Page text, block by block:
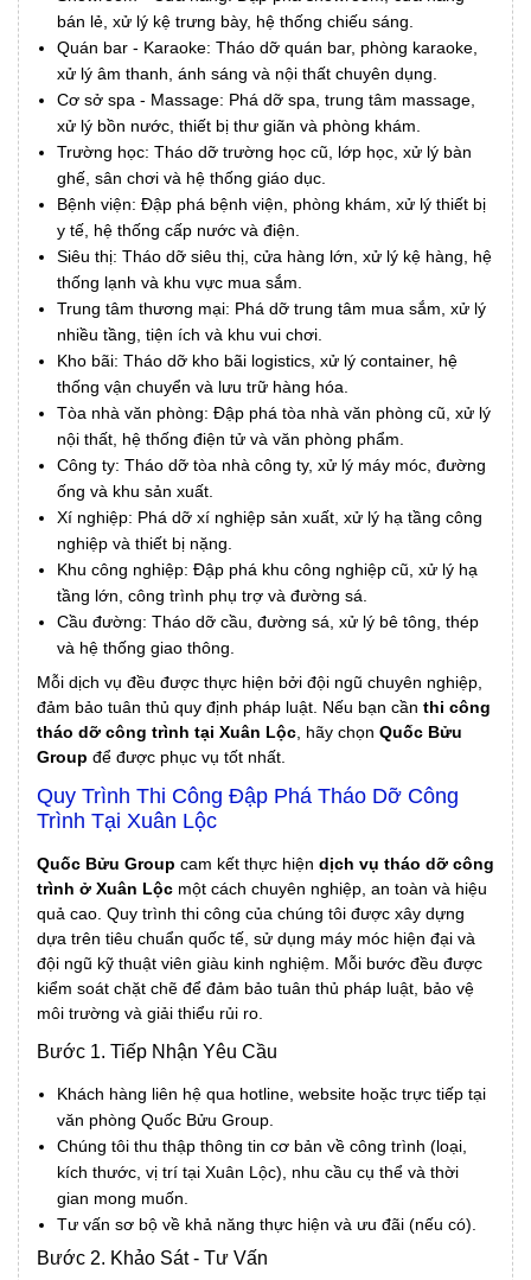
bán lẻ, xử lý kệ trưng bày, hệ thống chiếu sáng.
Quán bar - Karaoke: Tháo dỡ quán bar, phòng karaoke,
xử lý âm thanh, ánh sáng và nội thất chuyên dụng.
Cơ sở spa - Massage: Phá dỡ spa, trung tâm massage,
xử lý bồn nước, thiết bị thư giãn và phòng khám.
Trường học: Tháo dỡ trường học cũ, lớp học, xử lý bàn
ghế, sân chơi và hệ thống giáo dục.
Bệnh viện: Đập phá bệnh viện, phòng khám, xử lý thiết bị
y tế, hệ thống cấp nước và điện.
Siêu thị: Tháo dỡ siêu thị, cửa hàng lớn, xử lý kệ hàng, hệ
thống lạnh và khu vực mua sắm.
Trung tâm thương mại: Phá dỡ trung tâm mua sắm, xử lý
nhiều tầng, tiện ích và khu vui chơi.
Kho bãi: Tháo dỡ kho bãi logistics, xử lý container, hệ
thống vận chuyển và lưu trữ hàng hóa.
Tòa nhà văn phòng: Đập phá tòa nhà văn phòng cũ, xử lý
nội thất, hệ thống điện tử và văn phòng phẩm.
Công ty: Tháo dỡ tòa nhà công ty, xử lý máy móc, đường
ống và khu sản xuất.
Xí nghiệp: Phá dỡ xí nghiệp sản xuất, xử lý hạ tầng công
nghiệp và thiết bị nặng.
Khu công nghiệp: Đập phá khu công nghiệp cũ, xử lý hạ
tầng lớn, công trình phụ trợ và đường sá.
Cầu đường: Tháo dỡ cầu, đường sá, xử lý bê tông, thép
và hệ thống giao thông.
Mỗi dịch vụ đều được thực hiện bởi đội ngũ chuyên nghiệp,
đảm bảo tuân thủ quy định pháp luật. Nếu bạn cần thi công
tháo dỡ công trình tại Xuân Lộc , hãy chọn Quốc Bửu
Group để được phục vụ tốt nhất.
Quy Trình Thi Công Đập Phá Tháo Dỡ Công
Trình Tại Xuân Lộc
Quốc Bửu Group cam kết thực hiện dịch vụ tháo dỡ công
trình ở Xuân Lộc một cách chuyên nghiệp, an toàn và hiệu
quả cao. Quy trình thi công của chúng tôi được xây dựng
dựa trên tiêu chuẩn quốc tế, sử dụng máy móc hiện đại và
đội ngũ kỹ thuật viên giàu kinh nghiệm. Mỗi bước đều được
kiểm soát chặt chẽ để đảm bảo tuân thủ pháp luật, bảo vệ
môi trường và giải thiểu rủi ro.
Bước 1. Tiếp Nhận Yêu Cầu
Khách hàng liên hệ qua hotline, website hoặc trực tiếp tại
văn phòng Quốc Bửu Group.
Chúng tôi thu thập thông tin cơ bản về công trình (loại,
kích thước, vị trí tại Xuân Lộc), nhu cầu cụ thể và thời
gian mong muốn.
Tư vấn sơ bộ về khả năng thực hiện và ưu đãi (nếu có).
Bước 2. Khảo Sát - Tư Vấn